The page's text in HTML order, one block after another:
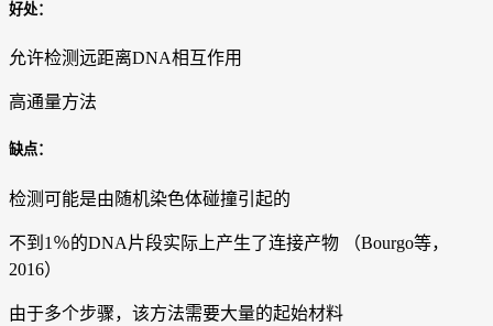
好处：
允许检测远距离DNA相互作用
高通量方法
缺点：
检测可能是由随机染色体碰撞引起的
不到1％的DNA片段实际上产生了连接产物 （Bourgo等，
2016）
由于多个步骤，该方法需要大量的起始材料